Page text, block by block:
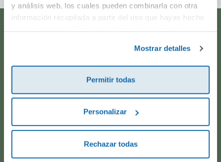
y análisis web, los cuales pueden combinarla con otra
información recopilada a partir del uso que hayas hecho
Mostrar detalles
Permitir todas
Personalizar
Rechazar todas
¿Te ayudamos?
gustaría proponernos alguna idea o algún nuevo
producto? ¿Has realizado un pedido y quieres saber si
todo va viento en popa? Ponte en contacto con
nosotros.